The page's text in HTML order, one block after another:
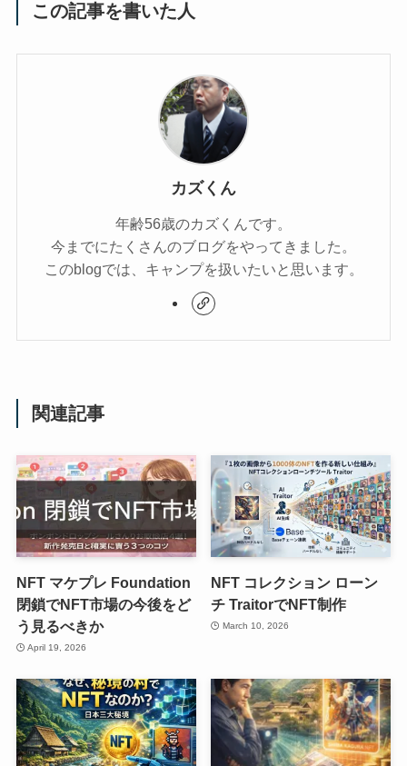
この記事を書いた人
カズくん
年齢56歳のカズくんです。
今までにたくさんのブログをやってきました。
このblogでは、キャンプを扱いたいと思います。
関連記事
NFT マケプレ Foundation
閉鎖でNFT市場の今後をど
う見るべきか
April 19, 2026
NFT コレクション ローン
チ TraitorでNFT制作
March 10, 2026